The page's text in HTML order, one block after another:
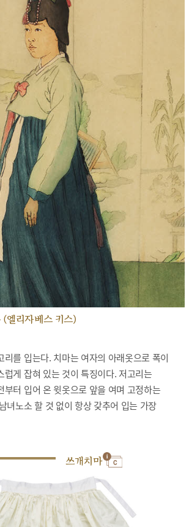
(엘리자베스 키스)
리를 입는다. 치마는 여자의 아래옷으로 폭이
럽게 잡혀 있는 것이 특징이다. 저고리는
부터 입어 온 윗옷으로 앞을 여며 고정하는
녀노소 할 것 없이 항상 갖추어 입는 가장
쓰개치마